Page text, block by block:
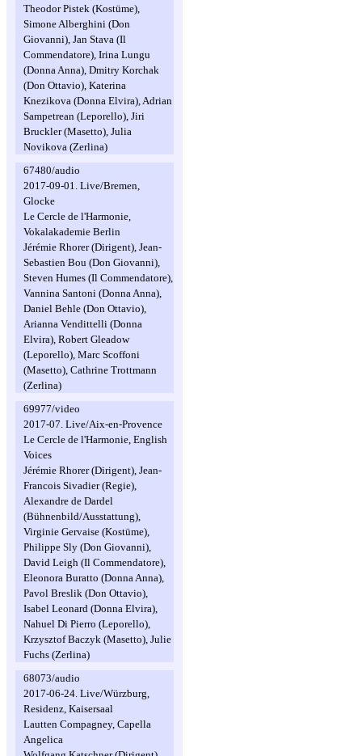
Theodor Pistek (Kostüme),
Simone Alberghini (Don
Giovanni), Jan Stava (Il
Commendatore), Irina Lungu
(Donna Anna), Dmitry Korchak
(Don Ottavio), Katerina
Knezikova (Donna Elvira), Adrian
Sampetrean (Leporello), Jiri
Bruckler (Masetto), Julia
Novikova (Zerlina)
67480/audio
2017-09-01. Live/Bremen,
Glocke
Le Cercle de l'Harmonie,
Vokalakademie Berlin
Jérémie Rhorer (Dirigent), Jean-
Sebastien Bou (Don Giovanni),
Steven Humes (Il Commendatore),
Vannina Santoni (Donna Anna),
Daniel Behle (Don Ottavio),
Arianna Vendittelli (Donna
Elvira), Robert Gleadow
(Leporello), Marc Scoffoni
(Masetto), Cathrine Trottmann
(Zerlina)
69977/video
2017-07. Live/Aix-en-Provence
Le Cercle de l'Harmonie, English
Voices
Jérémie Rhorer (Dirigent), Jean-
Francois Sivadier (Regie),
Alexandre de Dardel
(Bühnenbild/Ausstattung),
Virginie Gervaise (Kostüme),
Philippe Sly (Don Giovanni),
David Leigh (Il Commendatore),
Eleonora Buratto (Donna Anna),
Pavol Breslik (Don Ottavio),
Isabel Leonard (Donna Elvira),
Nahuel Di Pierro (Leporello),
Krzysztof Baczyk (Masetto), Julie
Fuchs (Zerlina)
68073/audio
2017-06-24. Live/Würzburg,
Residenz, Kaisersaal
Lautten Compagney, Capella
Angelica